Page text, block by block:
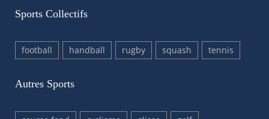
Sports Collectifs
football handball rugby squash tennis
Autres Sports